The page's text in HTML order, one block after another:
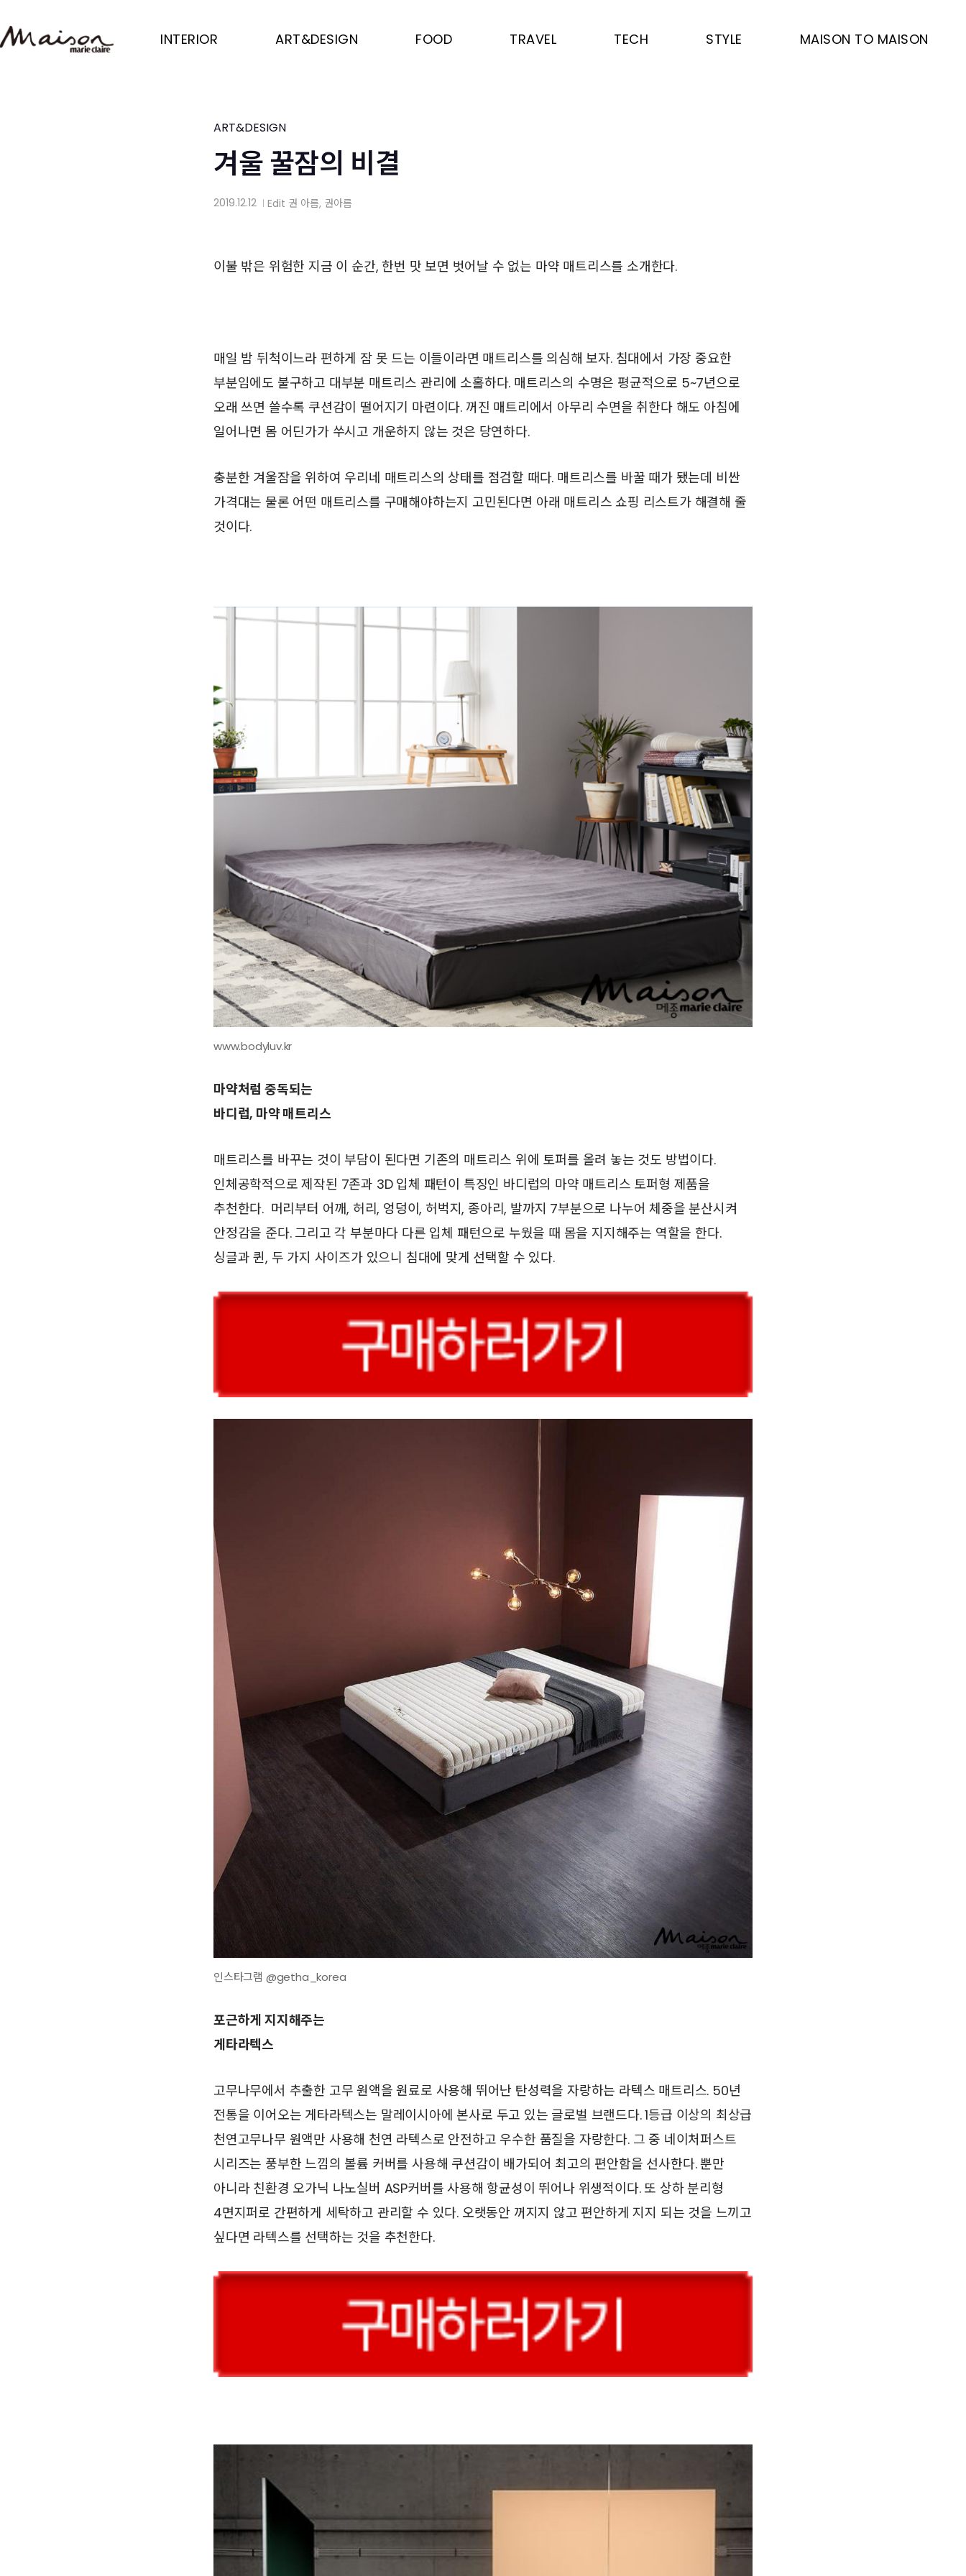
to
main
INTERIOR ART&DESIGN FOOD TRAVEL TECH STYLE MAISON TO MAISON
ART&DESIGN
겨울 꿀잠의 비결
2019.12.12 Edit 권 아름, 권아름
이불 밖은 위험한 지금 이 순간, 한번 맛 보면 벗어날 수 없는 마약 매트리스를 소개한다.
매일 밤 뒤척이느라 편하게 잠 못 드는 이들이라면 매트리스를 의심해 보자. 침대에서 가장 중요한
부분임에도 불구하고 대부분 매트리스 관리에 소홀하다. 매트리스의 수명은 평균적으로 5~7년으로
오래 쓰면 쓸수록 쿠션감이 떨어지기 마련이다. 꺼진 매트리에서 아무리 수면을 취한다 해도 아침에
일어나면 몸 어딘가가 쑤시고 개운하지 않는 것은 당연하다.
충분한 겨울잠을 위하여 우리네 매트리스의 상태를 점검할 때다. 매트리스를 바꿀 때가 됐는데 비싼
가격대는 물론 어떤 매트리스를 구매해야하는지 고민된다면 아래 매트리스 쇼핑 리스트가 해결해 줄
것이다.
www.bodyluv.kr
마약처럼 중독되는
바디럽, 마약 매트리스
매트리스를 바꾸는 것이 부담이 된다면 기존의 매트리스 위에 토퍼를 올려 놓는 것도 방법이다.
인체공학적으로 제작된 7존과 3D 입체 패턴이 특징인 바디럽의 마약 매트리스 토퍼형 제품을
추천한다. 머리부터 어깨, 허리, 엉덩이, 허벅지, 종아리, 발까지 7부분으로 나누어 체중을 분산시켜
안정감을 준다. 그리고 각 부분마다 다른 입체 패턴으로 누웠을 때 몸을 지지해주는 역할을 한다.
싱글과 퀸, 두 가지 사이즈가 있으니 침대에 맞게 선택할 수 있다.
인스타그램 @getha_korea
포근하게 지지해주는
게타라텍스
고무나무에서 추출한 고무 원액을 원료로 사용해 뛰어난 탄성력을 자랑하는 라텍스 매트리스. 50년
전통을 이어오는 게타라텍스는 말레이시아에 본사로 두고 있는 글로벌 브랜드다. 1등급 이상의 최상급
천연고무나무 원액만 사용해 천연 라텍스로 안전하고 우수한 품질을 자랑한다. 그 중 네이처퍼스트
시리즈는 풍부한 느낌의 볼륨 커버를 사용해 쿠션감이 배가되어 최고의 편안함을 선사한다. 뿐만
아니라 친환경 오가닉 나노실버 ASP커버를 사용해 항균성이 뛰어나 위생적이다. 또 상하 분리형
4면지퍼로 간편하게 세탁하고 관리할 수 있다. 오랫동안 꺼지지 않고 편안하게 지지 되는 것을 느끼고
싶다면 라텍스를 선택하는 것을 추천한다.